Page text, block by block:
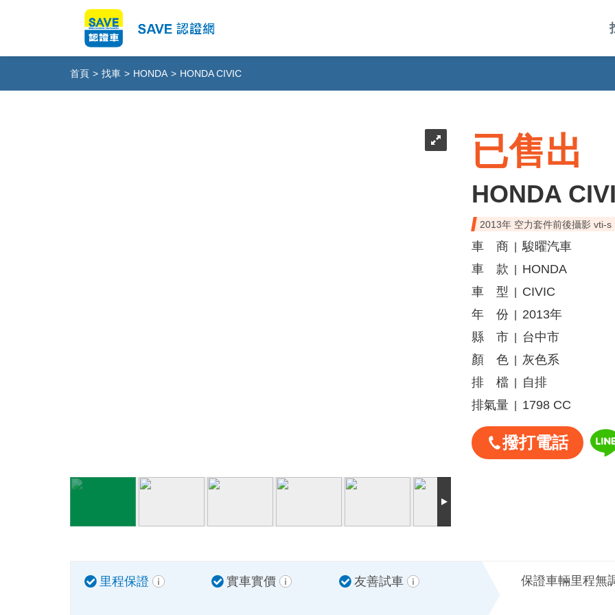
首頁 > 找車 > HONDA > HONDA CIVIC
已售出
HONDA
2013年 空力套件前後攝影 vti-s
車 商
駿曜汽車
車 款
HONDA
車 型
CIVIC
年 份
2013年
縣 市
台中市
顏 色
灰色系
排 檔
自排
排氣量
1798 CC
撥打電話
里程保證 實車實價 友善試車 保證車輛里程無